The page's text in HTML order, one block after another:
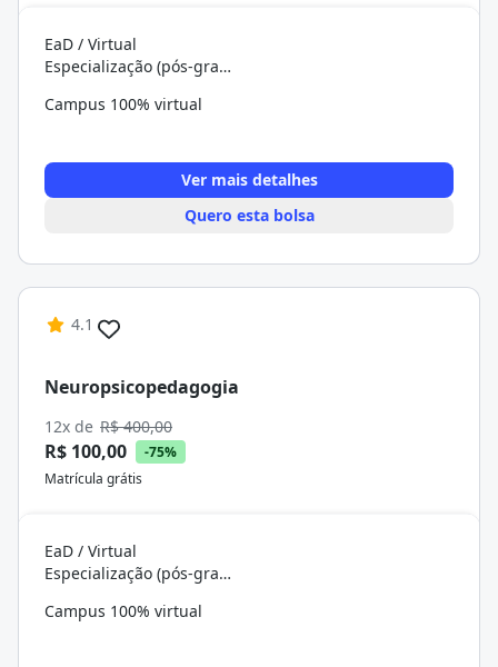
EaD / Virtual
Especialização (pós-graduação)
Campus 100% virtual
Ver mais detalhes
Quero esta bolsa
4.1
Neuropsicopedagogia
12x de R$ 400,00
R$ 100,00
-75%
Matrícula grátis
EaD / Virtual
Especialização (pós-graduação)
Campus 100% virtual